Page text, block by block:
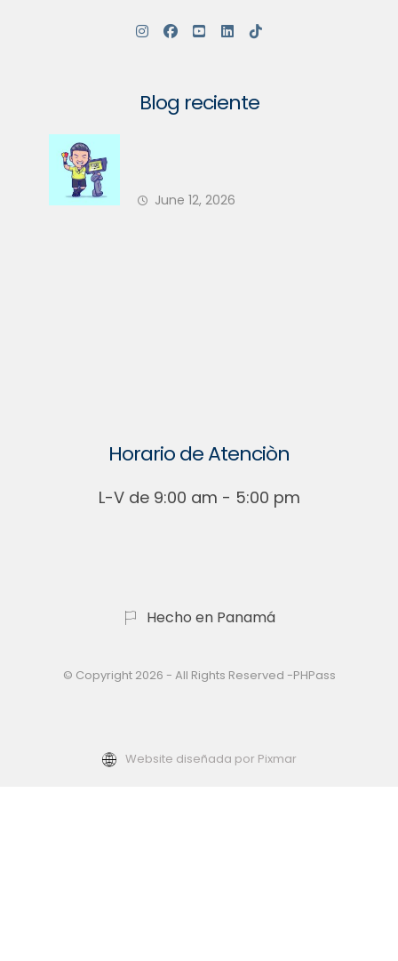
Blog reciente
Su PH Preparado?
June 12, 2026
Horario de Atenciòn
L-V de 9:00 am - 5:00 pm
Hecho en Panamá
© Copyright 2026 - All Rights Reserved -PHPass
Website diseñada por Pixmar